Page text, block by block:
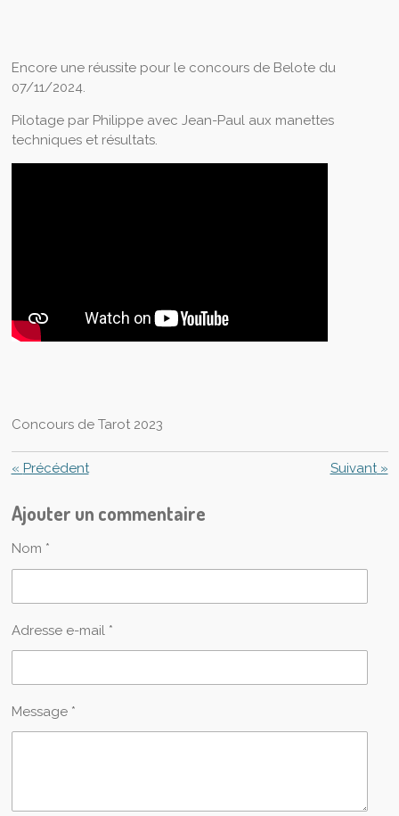
Encore une réussite pour le concours de Belote du
07/11/2024.
Pilotage par Philippe avec Jean-Paul aux manettes
techniques et résultats.
Concours de Tarot 2023
« Précédent Suivant»
Ajouter un commentaire
Nom *
Adresse e-mail *
Message *